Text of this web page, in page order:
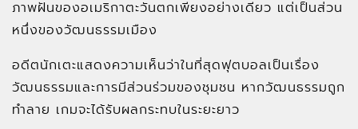
ภาพฝันของอเมริกาตะวันตกเพียงอย่างเดียว แต่เป็นส่วน
หนึ่งของวัฒนธรรมเมือง
อดีตนักเตะแสดงความเห็นว่าในที่สุดฟุตบอลเป็นเรื่อง
วัฒนธรรมและการมีส่วนร่วมของชุมชน หากวัฒนธรรมถูก
ทำลาย เกมจะได้รับผลกระทบในระยะยาว